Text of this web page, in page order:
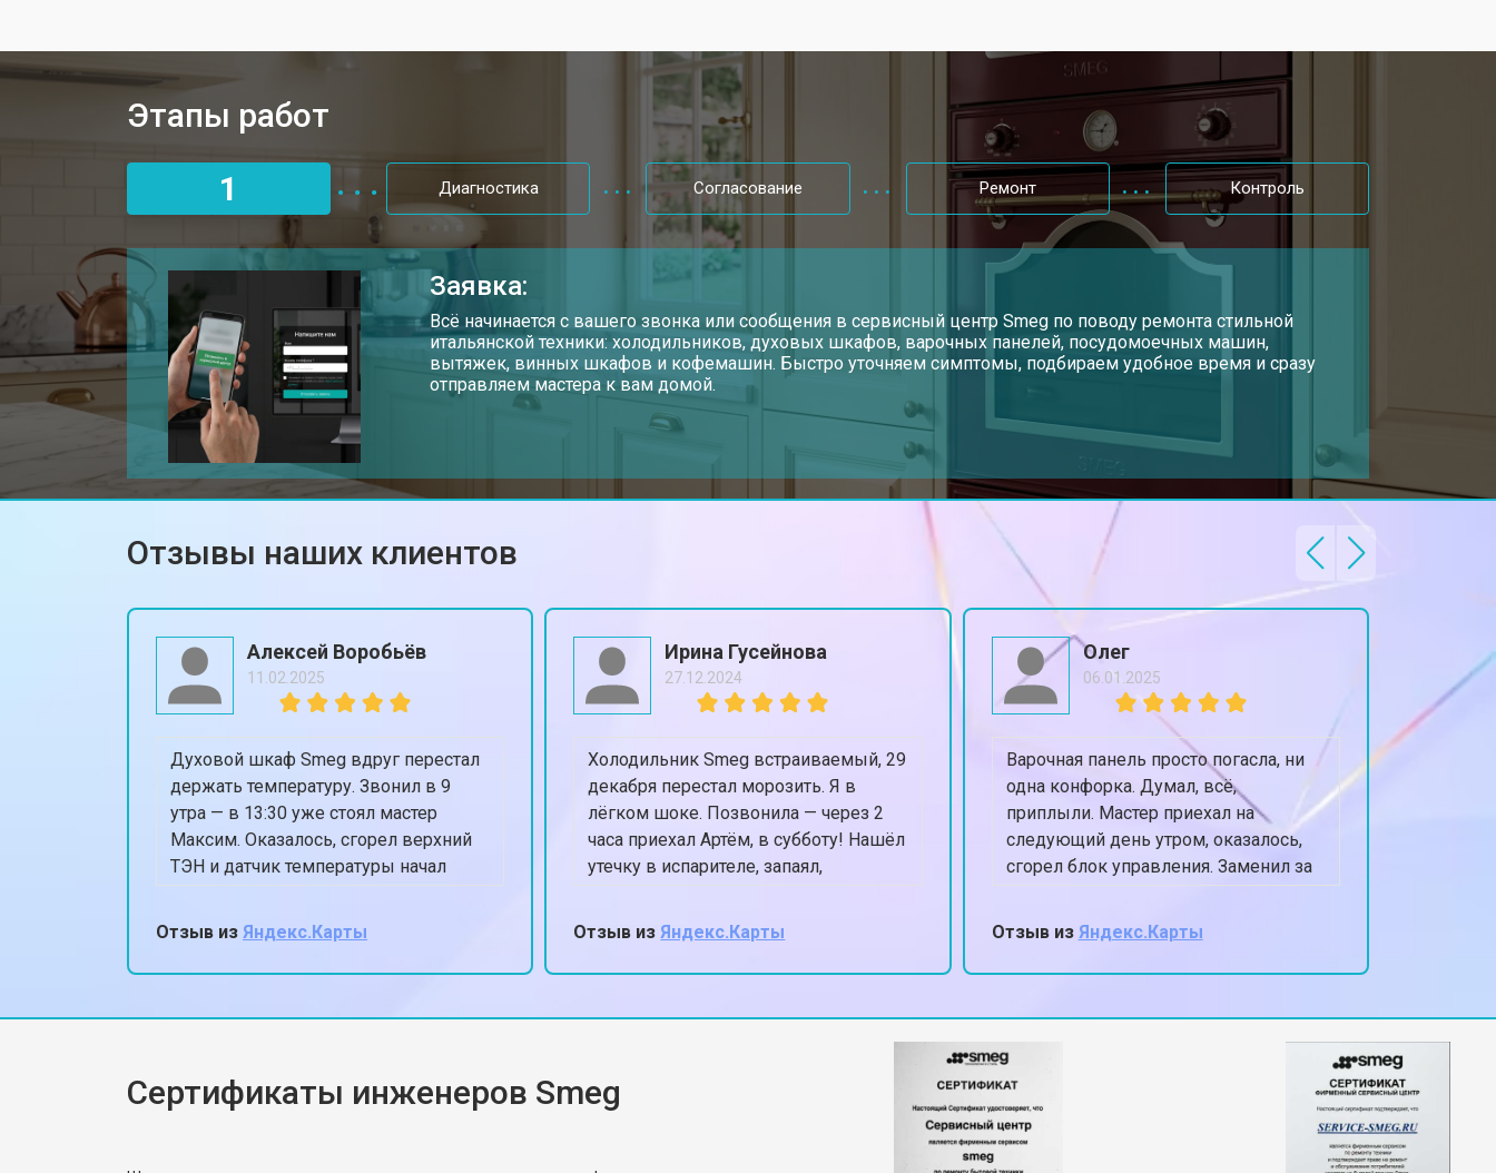
Замена термодатчика Заказать
Замена панели управления от 120 мин от 4500 ₽ Заказать
Этапы работ
1
Диагностика Согласование Ремонт Контроль
Заявка:
Всё начинается с вашего звонка или сообщения в сервисный центр Smeg по поводу ремонта стильной
итальянской техники: холодильников, духовых шкафов, варочных панелей, посудомоечных машин,
вытяжек, винных шкафов и кофемашин. Быстро уточняем симптомы, подбираем удобное время и сразу
отправляем мастера к вам домой.
Отзывы наших клиентов
Алексей Воробьёв
11.02.2025
Духовой шкаф Smeg вдруг перестал
держать температуру. Звонил в 9
утра — в 13:30 уже стоял мастер
Максим. Оказалось, сгорел верхний
ТЭН и датчик температуры начал
глючить. Поменяли всё
оригинальным, духовка теперь греет
ровно 180, когда ставлю 180.
Спасибо, жена снова готовит пироги!
Отзыв из Яндекс.Карты
Ирина Гусейнова
27.12.2024
Холодильник Smeg встраиваемый, 29
декабря перестал морозить. Я в
лёгком шоке. Позвонила — через 2
часа приехал Артём, в субботу! Нашёл
утечку в испарителе, запаял,
заправил. К вечеру уже -18 в
морозилке. Спасли Новый год,
честное слово.
Отзыв изЯндекс.Карты
Олег
06.01.2025
Варочная панель просто погасла, ни
одна конфорка. Думал, всё,
приплыли. Мастер приехал на
следующий день утром, оказалось,
сгорел блок управления. Заменил за
40 минут, цена как и сказали по
телефону.
Отзыв из Яндекс.Карты
Сертификаты инженеров Smeg